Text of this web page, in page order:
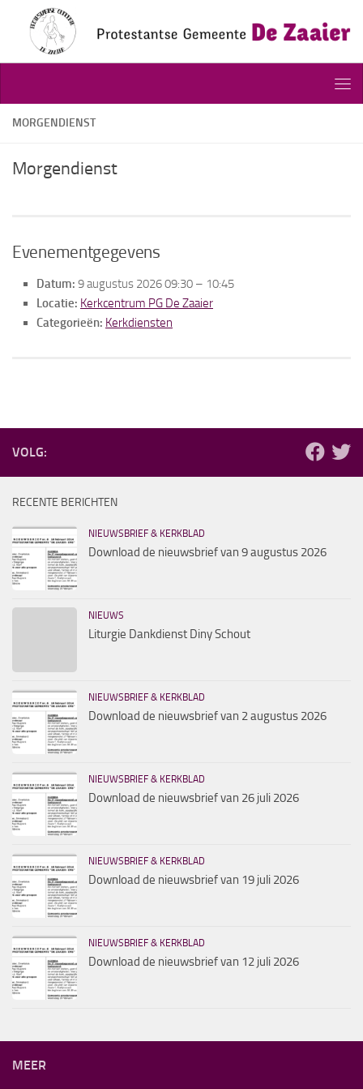
Doorgaan naar inhoud
MORGENDIENST
Morgendienst
Evenementgegevens
Datum: 9 augustus 2026 09:30 – 10:45
Locatie: Kerkcentrum PG De Zaaier
Categorieën: Kerkdiensten
VOLG:
RECENTE BERICHTEN
NIEUWSBRIEF & KERKBLAD
Download de nieuwsbrief van 9 augustus 2026
NIEUWS
Liturgie Dankdienst Diny Schout
NIEUWSBRIEF & KERKBLAD
Download de nieuwsbrief van 2 augustus 2026
NIEUWSBRIEF & KERKBLAD
Download de nieuwsbrief van 26 juli 2026
NIEUWSBRIEF & KERKBLAD
Download de nieuwsbrief van 19 juli 2026
NIEUWSBRIEF & KERKBLAD
Download de nieuwsbrief van 12 juli 2026
MEER